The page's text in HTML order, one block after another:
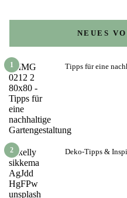
NEUES
1 Tipps für eine
2 Deko-Tipps &